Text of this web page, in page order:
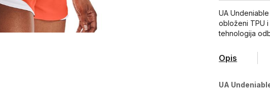
UA
obloženi TPU
tehnologija
Opis
UA